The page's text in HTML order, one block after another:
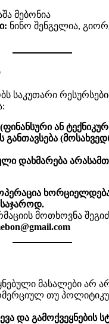
მებონია
ნინო შენგელია,
საკუთარი
ან
განთავსება
დახმარება
მოთხოვნა
მასალები არ
თუ
და გამოქვეყნების